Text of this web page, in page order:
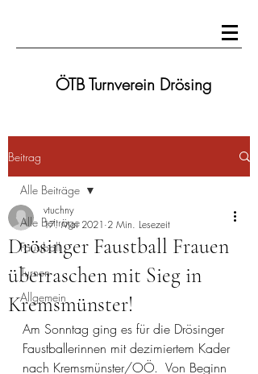
ÖTB Turnverein Drösing
Beitrag
Alle Beiträge
Faustball
Turnen
Allgemein
Alle Beiträge
Drösinger Faustball Frauen
überraschen mit Sieg in
Kremsmünster!
vtuchny
17. Mai 2021 2 Min. Lesezeit
Am Sonntag ging es für die Drösinger
Faustballerinnen mit dezimiertem Kader
nach Kremsmünster/OÖ.  Von Beginn